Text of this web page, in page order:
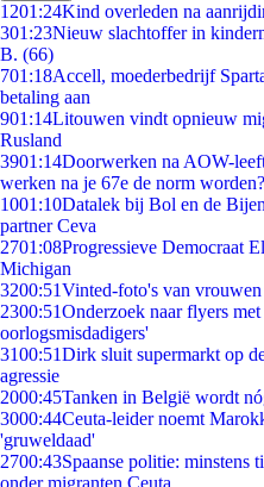
1201:24Kind overleden na
301:23Nieuw slachtoffer in
B. (66)
701:18Accell, moederbedrijf
betaling aan
901:14Litouwen vindt opnieuw
Rusland
3901:14Doorwerken na AOW-
werken na je 67e de norm worden?
1001:10Datalek bij Bol en de
partner Ceva
2701:08Progressieve Democraat
Michigan
3200:51Vinted-foto's van vrouwen
2300:51Onderzoek naar flyers
oorlogsmisdadigers'
3100:51Dirk sluit supermarkt op
agressie
2000:45Tanken in België wordt
3000:44Ceuta-leider noemt
'gruweldaad'
2700:43Spaanse politie: minstens
onder migranten Ceuta